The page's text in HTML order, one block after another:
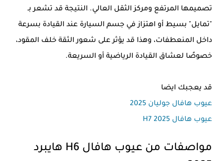
تصميمها المرتفع ومركز الثقل العالي. النتيجة قد تشعر بـ
"تمايل" بسيط أو اهتزاز في جسم السيارة عند القيادة بسرعة
داخل المنعطفات، وهذا قد يؤثر على شعور الثقة خلف المقود،
خصوصًا لعشاق القيادة الرياضية أو السريعة.
قد يعجبك ايضا
عيوب هافال جوليان 2025
عيوب هافال H7 2025
مواصفات من عيوب هافال H6 هايبرد